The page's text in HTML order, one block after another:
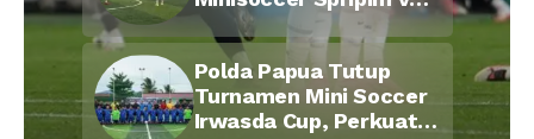
Bid Propam, Pererat
Soliditas dan
Kebersamaan Personel
Polda Papua Tutup
Turnamen Mini Soccer
Irwasda Cup, Perkuat